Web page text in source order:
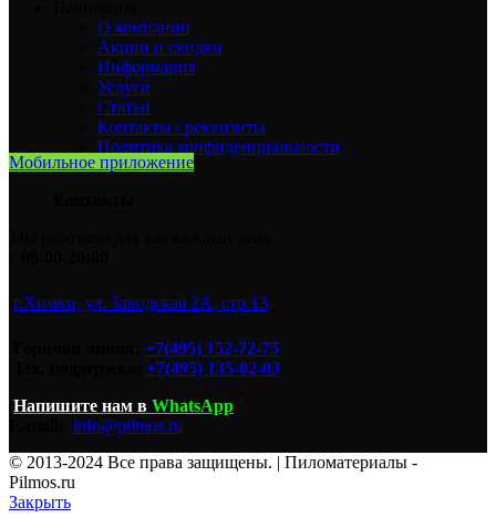
О компании
Акции и скидки
Информация
Услуги
Статьи
Контакты / реквизиты
Политика конфиденциальности
Мобильное приложение
г.Химки, ул. Заводская 2А, стр.13
+7(495) 152-72-75
+7(495) 135-02-03
Напишите нам в WhatsApp
info@pilmos.ru
© 2013-2024 Все права защищены. | Пиломатериалы -
Pilmos.ru
Закрыть